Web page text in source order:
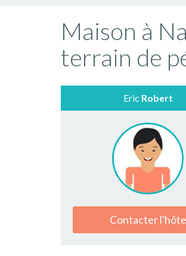
Maison à
terrain de
Eric Robert
Contacter l'hôte